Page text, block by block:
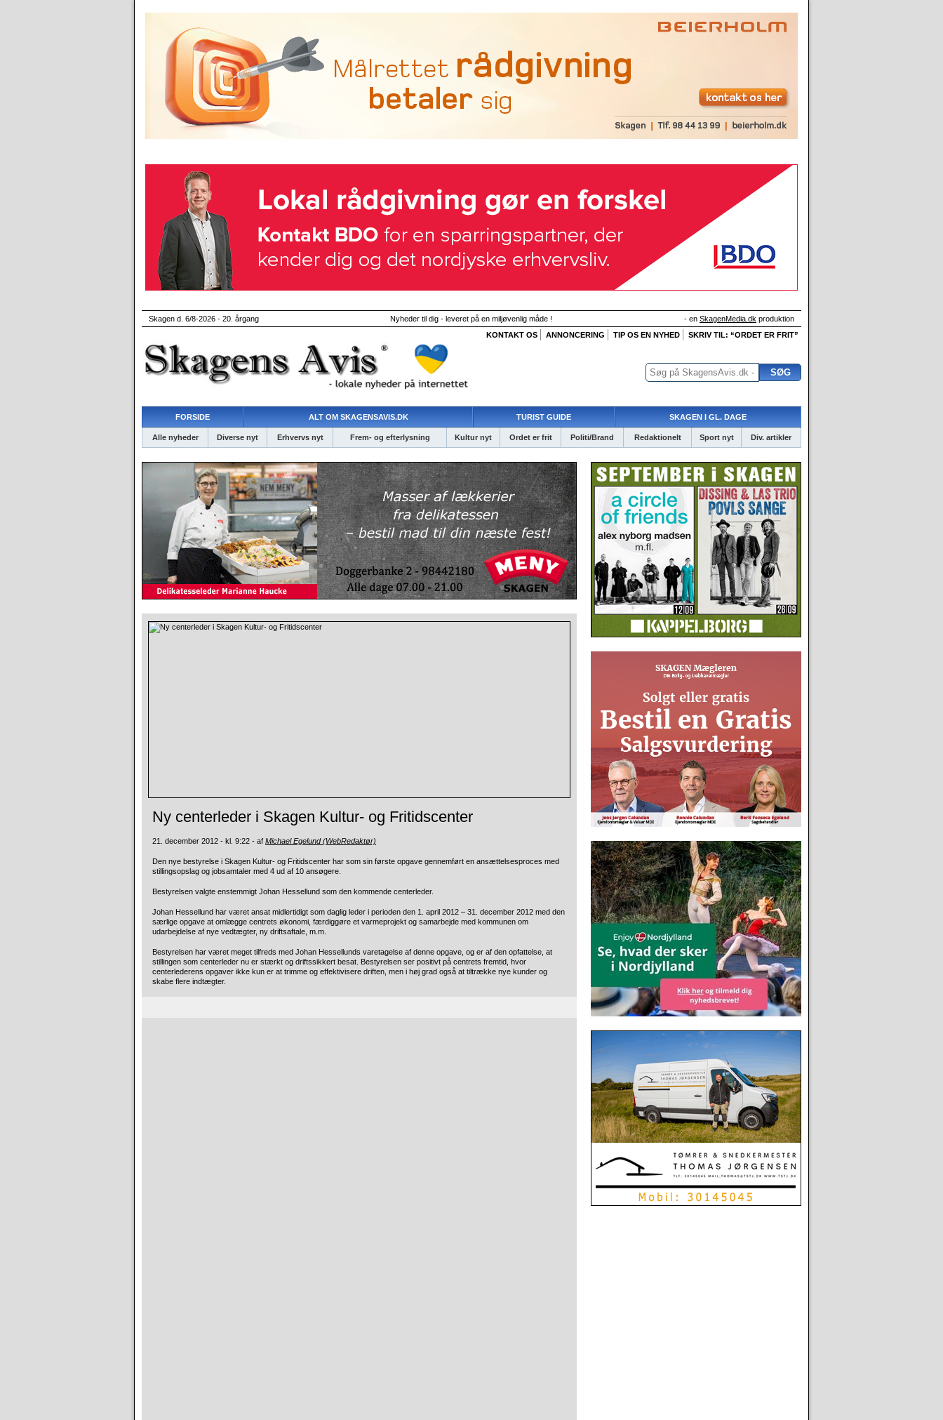
Skagen d. 6/8-2026 - 20. årgang Nyheder til dig - leveret på en miljøvenlig måde ! - en SkagenMedia.dk produktion
KONTAKT OS
ANNONCERING TIP OS EN NYHED SKRIV TIL: “ORDET ER FRIT”
FORSIDE ALT OM SKAGENSAVIS.DK TURIST GUIDE SKAGEN I GL. DAGE
Alle nyheder Diverse nyt Erhvervs nyt Frem- og efterlysning Kultur nyt Ordet er frit Politi/Brand Redaktionelt Sport nyt Div. artikler
Ny centerleder i Skagen Kultur- og Fritidscenter
21. december 2012 - kl. 9:22 - af Michael Egelund (WebRedaktør)
Den nye bestyrelse i Skagen Kultur- og Fritidscenter har som sin første opgave gennemført en ansættelsesproces med
stillingsopslag og jobsamtaler med 4 ud af 10 ansøgere.
Bestyrelsen valgte enstemmigt Johan Hessellund som den kommende centerleder.
Johan Hessellund har været ansat midlertidigt som daglig leder i perioden den 1. april 2012 – 31. december 2012 med den
særlige opgave at omlægge centrets økonomi, færdiggøre et varmeprojekt og samarbejde med kommunen om
udarbejdelse af nye vedtægter, ny driftsaftale, m.m.
Bestyrelsen har været meget tilfreds med Johan Hessellunds varetagelse af denne opgave, og er af den opfattelse, at
stillingen som centerleder nu er stærkt og driftssikkert besat. Bestyrelsen ser positivt på centrets fremtid, hvor
centerlederens opgaver ikke kun er at trimme og effektivisere driften, men i høj grad også at tiltrække nye kunder og
skabe flere indtægter.